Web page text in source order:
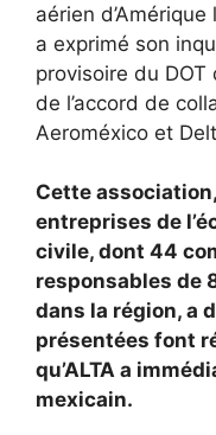
aérien
a exprimé son
provisoire du
de l’accord de
Aeroméxico et
Cette
entreprises de
civile, dont 44
responsables de
dans la région, a
présentées font
qu’ALTA a
mexicain.